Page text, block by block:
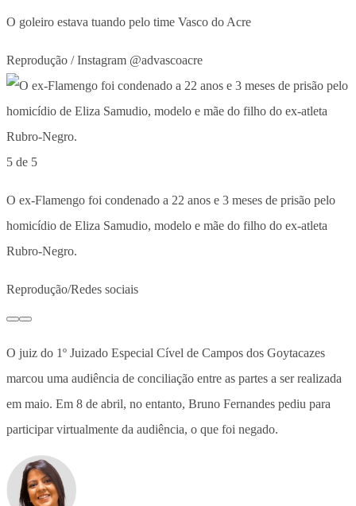
O goleiro estava tuando pelo time Vasco do Acre
Reprodução / Instagram @advascoacre
5 de 5
O ex-Flamengo foi condenado a 22 anos e 3 meses de prisão pelo
homicídio de Eliza Samudio, modelo e mãe do filho do ex-atleta
Rubro-Negro.
Reprodução/Redes sociais
O juiz do 1º Juizado Especial Cível de Campos dos Goytacazes
marcou uma audiência de conciliação entre as partes a ser realizada
em maio. Em 8 de abril, no entanto, Bruno Fernandes pediu para
participar virtualmente da audiência, o que foi negado.